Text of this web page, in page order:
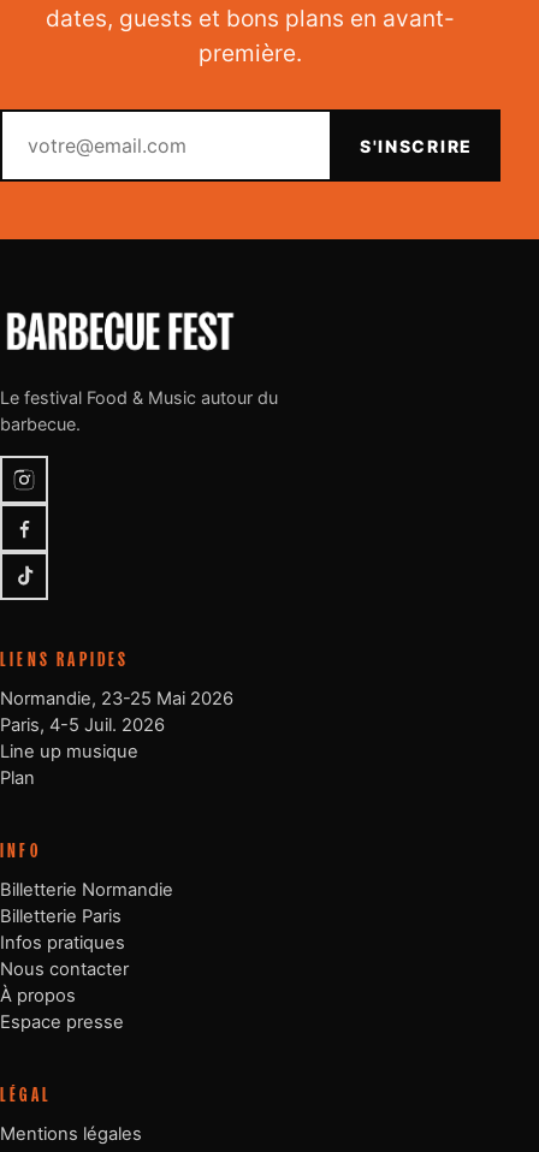
dates, guests et bons plans en avant-
première.
S'INSCRIRE
Le festival Food & Music autour du
barbecue.
Instagram
Facebook
TikTok
LIENS RAPIDES
Normandie, 23-25 Mai 2026
Paris, 4-5 Juil. 2026
Line up musique
Plan
INFO
Billetterie Normandie
Billetterie Paris
Infos pratiques
Nous contacter
À propos
Espace presse
LÉGAL
Mentions légales